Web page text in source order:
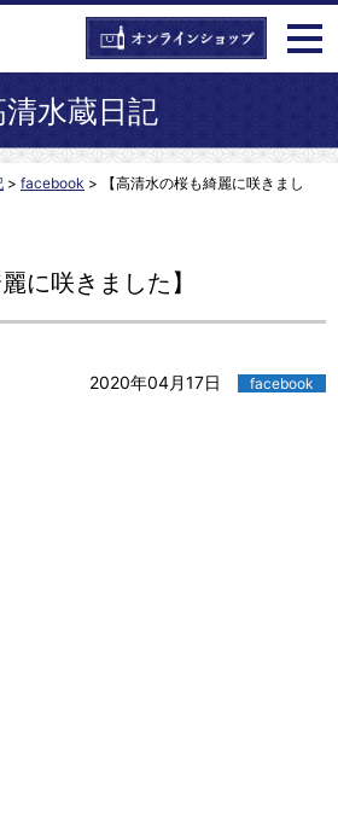
清水蔵日記
> facebook >
【高清水の桜も綺麗に咲きまし
に咲きました】
2020年04月17日 facebook